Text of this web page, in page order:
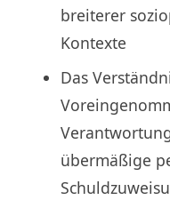
breiterer
Kontexte
Das
übermäßige